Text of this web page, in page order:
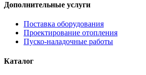
Дополнительные услуги
Поставка оборудования
Проектирование отопления
Пуско-наладочные работы
Каталог